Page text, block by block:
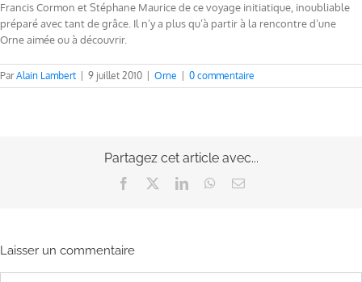
Francis Cormon et Stéphane Maurice de ce voyage initiatique, inoubliable
préparé avec tant de grâce. Il n’y a plus qu’à partir à la rencontre d’une
Orne aimée ou à découvrir.
ParAlain Lambert 9 juillet 2010 Orne 0 commentaire
Partagez cet article avec...
Facebook LinkedInWhatsApp
Email
Laisser un commentaire